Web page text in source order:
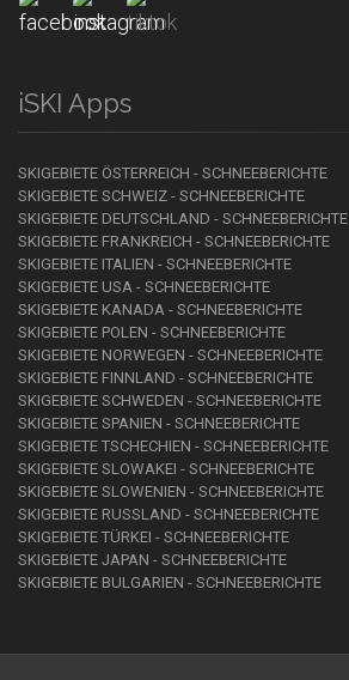
iSKI Apps
SKIGEBIETE ÖSTERREICH - SCHNEEBERICHTE
SKIGEBIETE SCHWEIZ - SCHNEEBERICHTE
SKIGEBIETE DEUTSCHLAND - SCHNEEBERICHTE
SKIGEBIETE FRANKREICH - SCHNEEBERICHTE
SKIGEBIETE ITALIEN - SCHNEEBERICHTE
SKIGEBIETE USA - SCHNEEBERICHTE
SKIGEBIETE KANADA - SCHNEEBERICHTE
SKIGEBIETE POLEN - SCHNEEBERICHTE
SKIGEBIETE NORWEGEN - SCHNEEBERICHTE
SKIGEBIETE FINNLAND - SCHNEEBERICHTE
SKIGEBIETE SCHWEDEN - SCHNEEBERICHTE
SKIGEBIETE SPANIEN - SCHNEEBERICHTE
SKIGEBIETE TSCHECHIEN - SCHNEEBERICHTE
SKIGEBIETE SLOWAKEI - SCHNEEBERICHTE
SKIGEBIETE SLOWENIEN - SCHNEEBERICHTE
SKIGEBIETE RUSSLAND - SCHNEEBERICHTE
SKIGEBIETE TÜRKEI - SCHNEEBERICHTE
SKIGEBIETE JAPAN - SCHNEEBERICHTE
SKIGEBIETE BULGARIEN - SCHNEEBERICHTE